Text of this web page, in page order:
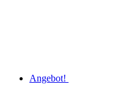
Angebot!